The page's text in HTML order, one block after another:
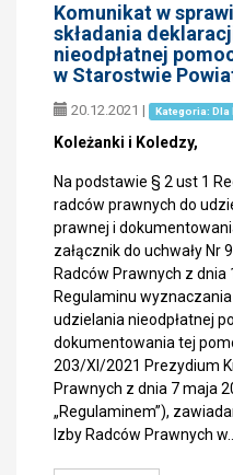
Komunikat w
składania
nieodpłatnej
w Starostwie
20.12.2021 | Kategoria: Dla
Koleżanki i Koledzy,
Na podstawie § 2 ust 1
radców prawnych do
prawnej i
załącznik do uchwały Nr
Radców Prawnych z
Regulaminu
udzielania nieodpłatnej
dokumentowania tej
203/XI/2021 Prezydium
Prawnych z dnia 7 maja
„Regulaminem”),
Izby Radców Prawnych w…